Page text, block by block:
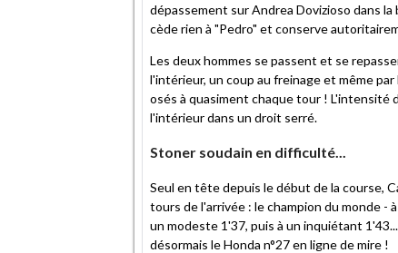
dépassement sur Andrea Dovizioso dans
cède rien à "Pedro" et conserve
Les deux hommes se passent et se
l'intérieur, un coup au freinage et même
osés à quasiment chaque tour ! L'intensité
l'intérieur dans un droit serré.
Stoner soudain en difficulté...
Seul en tête depuis le début de la course,
tours de l'arrivée : le champion du monde -
un modeste 1'37, puis à un inquiétant
désormais le Honda n°27 en ligne de mire !